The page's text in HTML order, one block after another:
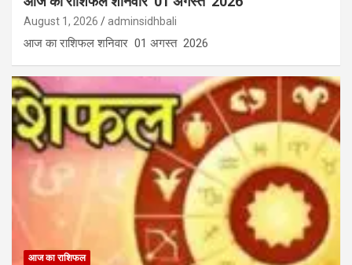
August 1, 2026 adminsidhbali
आज का राशिफल शनिवार 01 अगस्त 2026
आज का राशिफल